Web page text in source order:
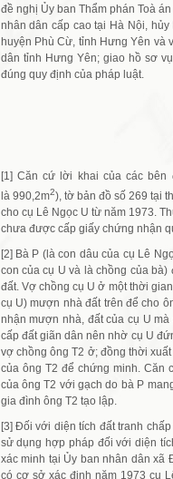
đề nghị Ủy ban Thẩm phán Toà
nhân dân cấp cao tại Hà Nội,
huyện Phù Cừ, tỉnh Hưng Yên và
dân tỉnh Hưng Yên; giao hồ sơ
đúng quy định của pháp luật.
[1] Căn cứ lời khai của các
là 990,2m2), tờ bản đồ số 269 tại
cho cụ Lê Ngọc U từ năm 1973.
chưa được cấp giấy chứng nhận
[2] Bà P (là con dâu của cụ Lê
con của cụ U và là chồng của
đất. Vợ chồng cụ U ở một thời
cụ U) mượn nhà đất trên để cho
nhận mượn nhà, đất của cụ U
cấp đất giãn dân nên nhờ cụ U
vợ chồng ông T2 ở; đồng thời
của ông T2 để chứng minh. Căn
của ông T2 với gạch do bà P
gia đình ông T2 tạo lập.
[3] Đối với diện tích đất tranh
sử dụng hợp pháp đối với diện
xác minh tại Ủy ban nhân dân xã
có cơ sở xác định năm 1973 cụ